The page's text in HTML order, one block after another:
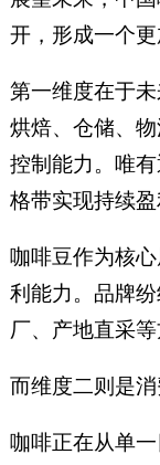
开，形成一个更
第一维度在于
烘焙、仓储、
控制能力。唯
格带实现持续盈
咖啡豆作为核
利能力。品牌
厂、产地直采
而维度二则是消
咖啡正在从单